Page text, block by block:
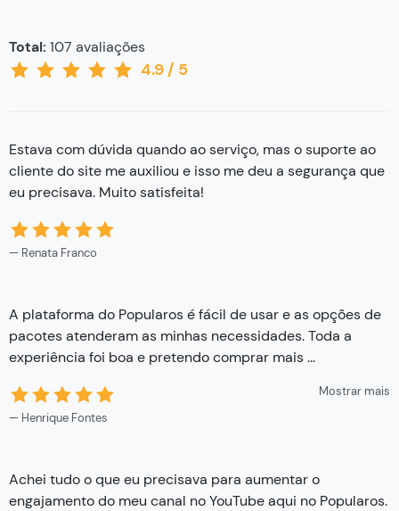
4.9 / 5
Total: 107 avaliações
Estava com dúvida quando ao serviço, mas o suporte ao
cliente do site me auxiliou e isso me deu a segurança que
eu precisava. Muito satisfeita!
Renata Franco
A plataforma do Popularos é fácil de usar e as opções de
pacotes atenderam as minhas necessidades. Toda a
experiência foi boa e pretendo comprar mais...
Mostrar mais
Henrique Fontes
Achei tudo o que eu precisava para aumentar o
engajamento do meu canal no YouTube aqui no Popularos.